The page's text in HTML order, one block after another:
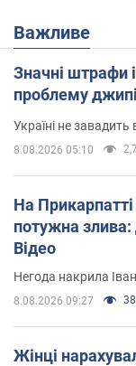
Важливе
Значні штрафи
проблему
Україні не
8.08.2026 05:10
На
потужна злива:
Відео
Негода накрила
8.08.2026 09:27
Жінці